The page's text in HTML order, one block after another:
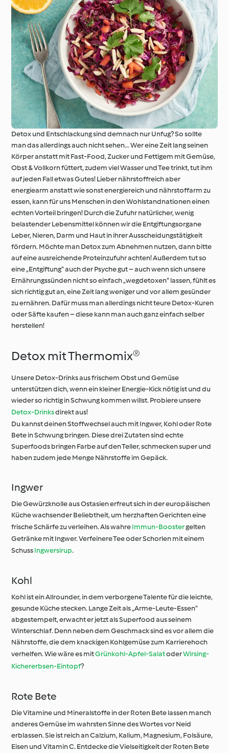
Detox und Entschlackung sind demnach nur Unfug? So sollte
man das allerdings auch nicht sehen… Wer eine Zeit lang seinen
Körper anstatt mit Fast-Food, Zucker und Fettigem mit Gemüse,
Obst & Vollkorn füttert, zudem viel Wasser und Tee trinkt, tut ihm
auf jeden Fall etwas Gutes! Lieber nährstoffreich aber
energiearm anstatt wie sonst energiereich und nährstoffarm zu
essen, kann für uns Menschen in den Wohlstandnationen einen
echten Vorteil bringen! Durch die Zufuhr natürlicher, wenig
belastender Lebensmittel können wir die Entgiftungsorgane
Leber, Nieren, Darm und Haut in ihrer Ausscheidungstätigkeit
fördern. Möchte man Detox zum Abnehmen nutzen, dann bitte
auf eine ausreichende Proteinzufuhr achten! Außerdem tut so
eine „Entgiftung“ auch der Psyche gut – auch wenn sich unsere
Ernährungssünden nicht so einfach „wegdetoxen“ lassen, fühlt es
sich richtig gut an, eine Zeit lang weniger und vor allem gesünder
zu ernähren. Dafür muss man allerdings nicht teure Detox-Kuren
oder Säfte kaufen – diese kann man auch ganz einfach selber
herstellen!
Detox mit Thermomix®
Unsere Detox-Drinks aus frischem Obst und Gemüse
unterstützen dich, wenn ein kleiner Energie-Kick nötig ist und du
wieder so richtig in Schwung kommen willst. Probiere unsere
Detox-Drinksdirekt aus!
Du kannst deinen Stoffwechsel auch mit Ingwer, Kohl oder Rote
Bete in Schwung bringen. Diese drei Zutaten sind echte
Superfoods bringen Farbe auf den Teller, schmecken super und
haben zudem jede Menge Nährstoffe im Gepäck.
Ingwer
Die Gewürzknolle aus Ostasien erfreut sich in der europäischen
Küche wachsender Beliebtheit, um herzhaften Gerichten eine
frische Schärfe zu verleihen. Als wahreImmun-Boostergelten
Getränke mit Ingwer. Verfeinere Tee oder Schorlen mit einem
SchussIngwersirup.
Kohl
Kohl ist ein Allrounder, in dem verborgene Talente für die leichte,
gesunde Küche stecken. Lange Zeit als „Arme-Leute-Essen“
abgestempelt, erwacht er jetzt als Superfood aus seinem
Winterschlaf. Denn neben dem Geschmack sind es vor allem die
Nährstoffe, die dem knackigen Kohlgemüse zum Karrierehoch
verhelfen. Wie wäre es mitGrünkohl-Apfel-SalatoderWirsing-
Kichererbsen-Eintopf?
Rote Bete
Die Vitamine und Mineralstoffe in der Roten Bete lassen manch
anderes Gemüse im wahrsten Sinne des Wortes vor Neid
erblassen. Sie ist reich an Calzium, Kalium, Magnesium, Folsäure,
Eisen und Vitamin C. Entdecke die Vielseitigkeit der Roten Bete